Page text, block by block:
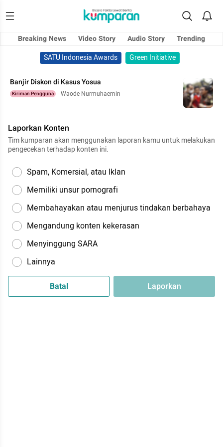
Breaking News Video Story Audio Story
Trending
SATU Indonesia Awards
Green Initiative
Banjir Diskon di Kasus Yosua
Kiriman Pengguna Waode Nurmuhaemin
Laporkan Konten
Tim kumparan akan menggunakan laporan kamu untuk melakukan
pengecekan terhadap konten ini.
Spam, Komersial, atau Iklan
Memiliki unsur pornografi
Membahayakan atau menjurus tindakan berbahaya
Mengandung konten kekerasan
Menyinggung SARA
Lainnya
Batal Laporkan